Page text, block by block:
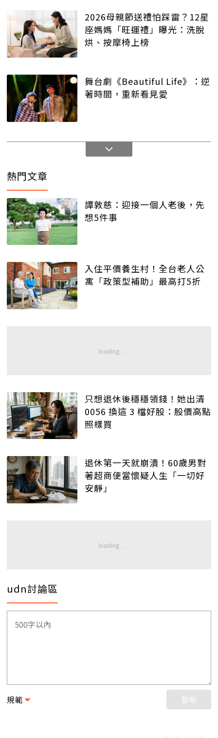
2026母親節送禮怕踩雷？12星
座媽媽「旺運禮」曝光：洗脫
烘、按摩椅上榜
舞台劇《Beautiful Life》：逆
著時間，重新看見愛
熱門文章
譚敦慈：迎接一個人老後，先
想5件事
入住平價養生村！全台老人公
寓「政策型補助」最高打5折
只想退休後穩穩領錢！她出清
0056 換這 3 檔好股：股價高點
照樣買
退休第一天就崩潰！60歲男對
著超商便當懷疑人生「一切好
安靜」
udn討論區
規範 發布